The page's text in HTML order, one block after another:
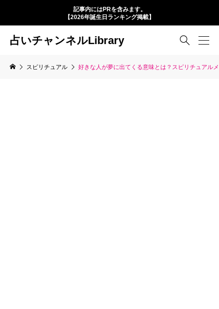
記事内にはPRを含みます。
【2026年誕生日ランキング掲載】
占いチャンネルLibrary 
スピリチュアル 好きな人が夢に出てくる意味とは？スピリチュアル